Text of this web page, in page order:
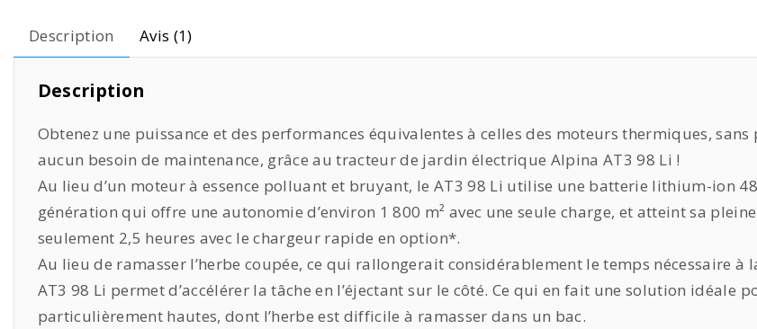
Description Avis (1)
Description
Obtenez une puissance et des performances équivalentes à celles des moteurs thermiques,
aucun besoin de maintenance, grâce au tracteur de jardin électrique Alpina AT3 98 Li !
Au lieu d’un moteur à essence polluant et bruyant, le AT3 98 Li utilise une batterie lithium-ion
génération qui offre une autonomie d’environ 1 800 m² avec une seule charge, et atteint sa
seulement 2,5 heures avec le chargeur rapide en option*.
Au lieu de ramasser l’herbe coupée, ce qui rallongerait considérablement le temps nécessaire à
AT3 98 Li permet d’accélérer la tâche en l’éjectant sur le côté. Ce qui en fait une solution idéale
particulièrement hautes, dont l’herbe est difficile à ramasser dans un bac.